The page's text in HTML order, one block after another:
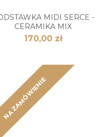
MIDI SERCE -
CERAMIKA MIX
170,00 zł
NA ZAMÓWIENIE